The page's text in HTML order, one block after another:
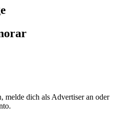
melde dich als Advertiser an oder